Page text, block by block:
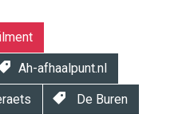
Ah-afhaalpunt.nl
De Buren